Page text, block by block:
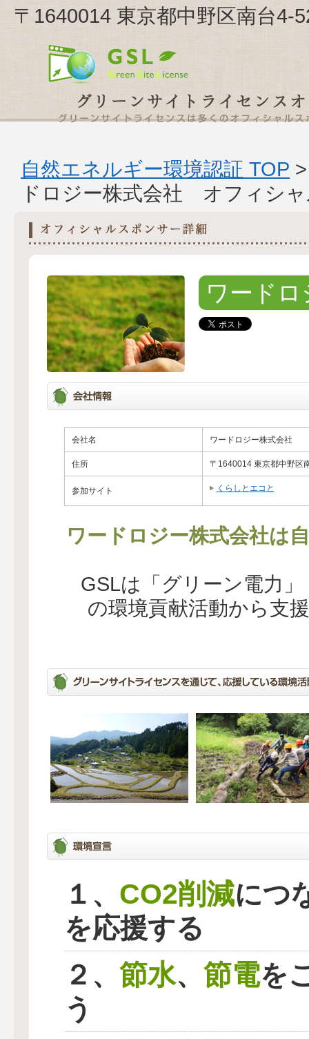
〒1640014 東京都中野区南台4-
自然エネルギー環境認証 TOP
ドロジー株式会社 オフィシ
ワードロ
会社名 ワードロジー株式会社
住所 〒1640014 東京都中野区
参加サイト くらしとエコと
ワードロジー株式会社は
GSLは「グリーン電力
の環境貢献活動から支
１、 CO2削減につ
を応援する
２、 節水、 節電を
う